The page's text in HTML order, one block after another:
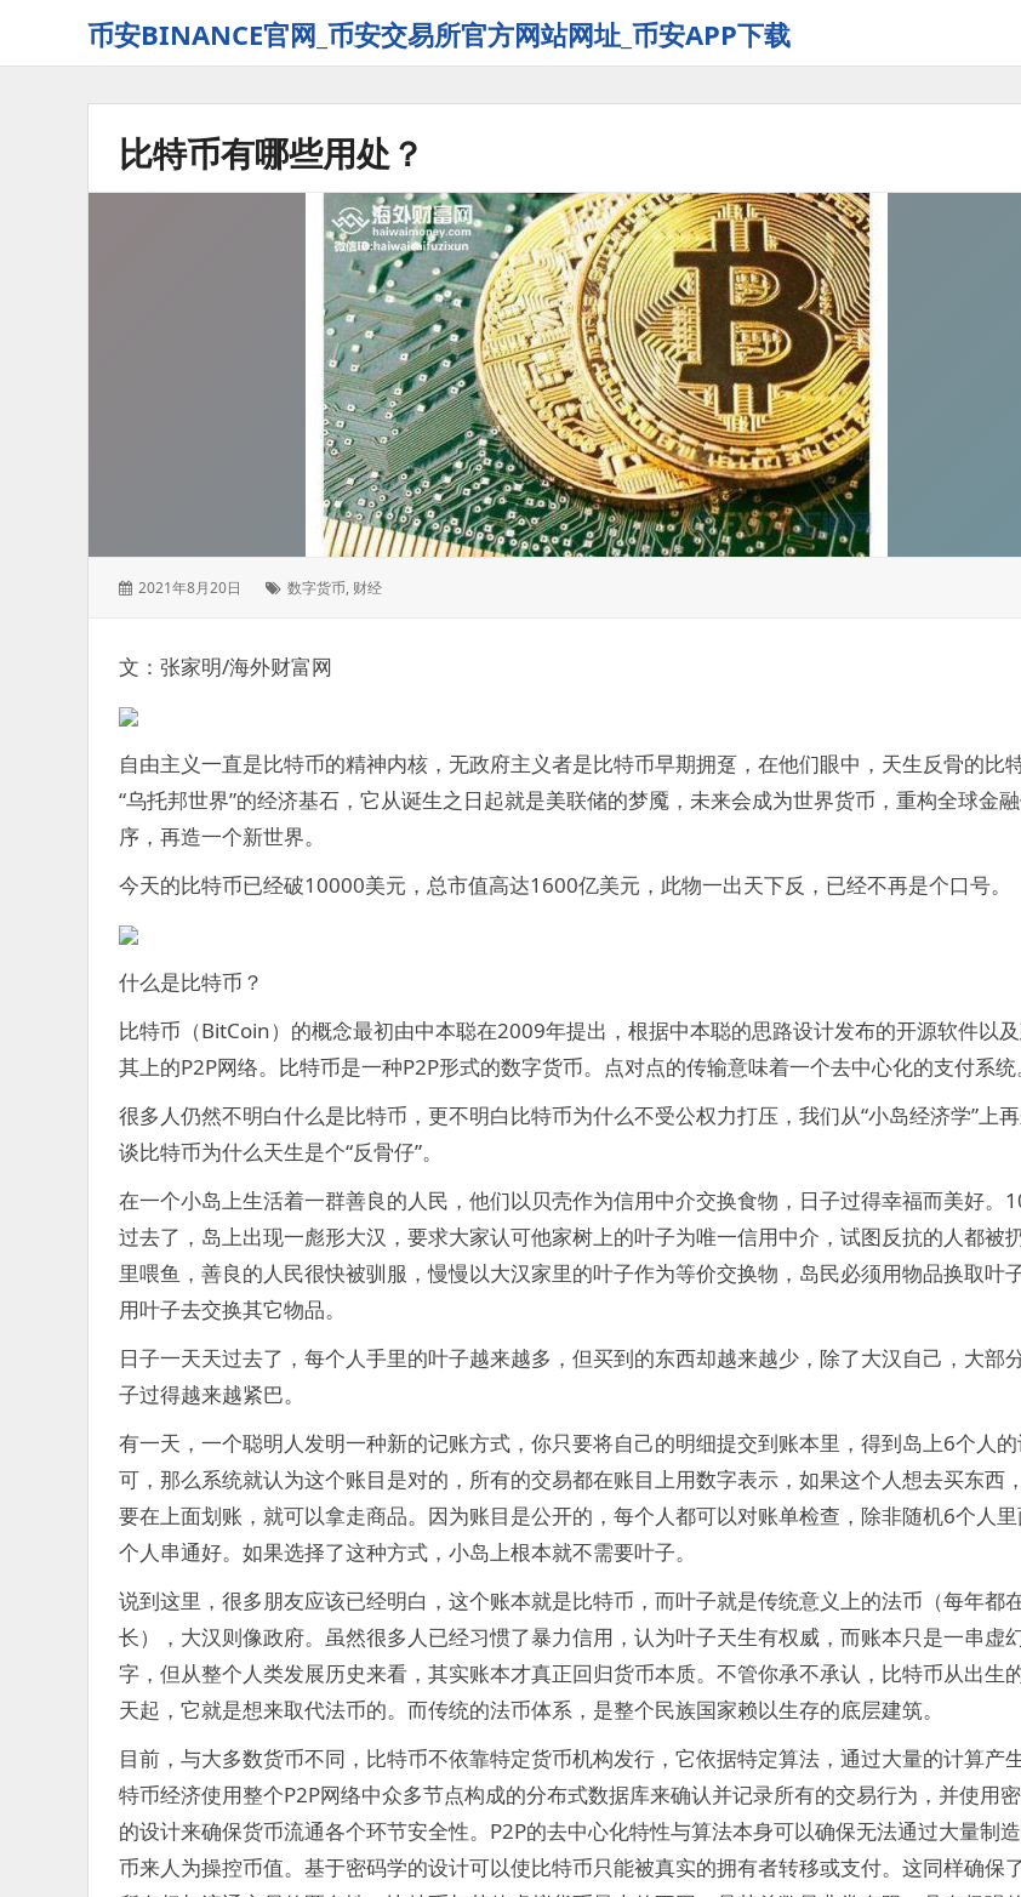
币安BINANCE官网_币安交易所官方网站网址_币安APP下载
比特币有哪些用处？
发
2021年8月20日
标
数字货币, 财经
文：张家明/海外财富网
自由主义一直是比特币的精神内核，无政府主义者是比特币早期拥趸，在他们眼中，天生反骨的比
“乌托邦世界”的经济基石，它从诞生之日起就是美联储的梦魇，未来会成为世界货币，重构全球金
序，再造一个新世界。
今天的比特币已经破10000美元，总市值高达1600亿美元，此物一出天下反，已经不再是个口号。
什么是比特币？
比特币（BitCoin）的概念最初由中本聪在2009年提出，根据中本聪的思路设计发布的开源软件以
其上的P2P网络。比特币是一种P2P形式的数字货币。点对点的传输意味着一个去中心化的支付系统
很多人仍然不明白什么是比特币，更不明白比特币为什么不受公权力打压，我们从“小岛经济学”上
谈比特币为什么天生是个“反骨仔”。
在一个小岛上生活着一群善良的人民，他们以贝壳作为信用中介交换食物，日子过得幸福而美好。
过去了，岛上出现一彪形大汉，要求大家认可他家树上的叶子为唯一信用中介，试图反抗的人都被
里喂鱼，善良的人民很快被驯服，慢慢以大汉家里的叶子作为等价交换物，岛民必须用物品换取叶
用叶子去交换其它物品。
日子一天天过去了，每个人手里的叶子越来越多，但买到的东西却越来越少，除了大汉自己，大部
子过得越来越紧巴。
有一天，一个聪明人发明一种新的记账方式，你只要将自己的明细提交到账本里，得到岛上6个人的
可，那么系统就认为这个账目是对的，所有的交易都在账目上用数字表示，如果这个人想去买东西
要在上面划账，就可以拿走商品。因为账目是公开的，每个人都可以对账单检查，除非随机6个人
个人串通好。如果选择了这种方式，小岛上根本就不需要叶子。
说到这里，很多朋友应该已经明白，这个账本就是比特币，而叶子就是传统意义上的法币（每年都
长），大汉则像政府。虽然很多人已经习惯了暴力信用，认为叶子天生有权威，而账本只是一串虚
字，但从整个人类发展历史来看，其实账本才真正回归货币本质。不管你承不承认，比特币从出生
天起，它就是想来取代法币的。而传统的法币体系，是整个民族国家赖以生存的底层建筑。
目前，与大多数货币不同，比特币不依靠特定货币机构发行，它依据特定算法，通过大量的计算产
特币经济使用整个P2P网络中众多节点构成的分布式数据库来确认并记录所有的交易行为，并使用
的设计来确保货币流通各个环节安全性。P2P的去中心化特性与算法本身可以确保无法通过大量制
币来人为操控币值。基于密码学的设计可以使比特币只能被真实的拥有者转移或支付。这同样确保